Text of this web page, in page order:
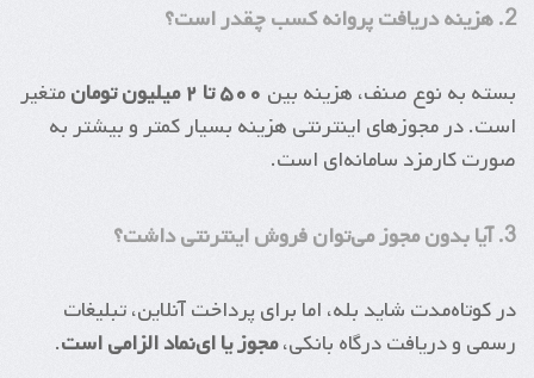
2. هزینه دریافت پروانه کسب چقدر است؟
بسته به نوع صنف، هزینه بین ۵۰۰ تا ۲ میلیون تومان
متغیر
است. در مجوزهای اینترنتی هزینه بسیار کمتر و بیشتر به
صورت کارمزد سامانه‌ای است.
3. آیا بدون مجوز می‌توان فروش اینترنتی داشت؟
در کوتاه‌مدت شاید بله، اما برای پرداخت آنلاین، تبلیغات
رسمی و دریافت درگاه بانکی،مجوز یا ای‌نماد الزامی است.